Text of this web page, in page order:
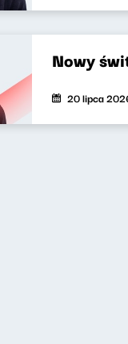
Nowy
20 lipca